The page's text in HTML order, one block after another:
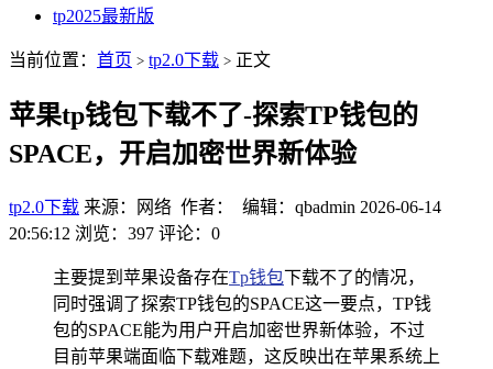
tp2025最新版
当前位置： 首页 > tp2.0下载 > 正文
苹果tp钱包下载不了-探索TP钱包的
SPACE，开启加密世界新体验
tp2.0下载 来源：网络 作者： 编辑：qbadmin 2026-06-14
20:56:12 浏览：397 评论：0
主要提到苹果设备存在Tp钱包下载不了的情况，
同时强调了探索TP钱包的SPACE这一要点，TP钱
包的SPACE能为用户开启加密世界新体验，不过
目前苹果端面临下载难题，这反映出在苹果系统上